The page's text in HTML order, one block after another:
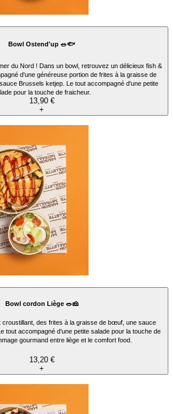
Bowl Ostend'up 🥗🐟
du Nord ! Dans un bowl, retrouvez un délicieux fish &
d'une généreuse portion de frites à la graisse de
Brussels ketjep. Le tout accompagné d'une petite
pour la touche de fraicheur.
13,90 €
+
Bowl cordon Liège 🥗🧀
croustillant, des frites à la graisse de bœuf, une sauce
tout accompagné d'une petite salade pour la touche de
gourmand entre liège et le comfort food.
13,20 €
+